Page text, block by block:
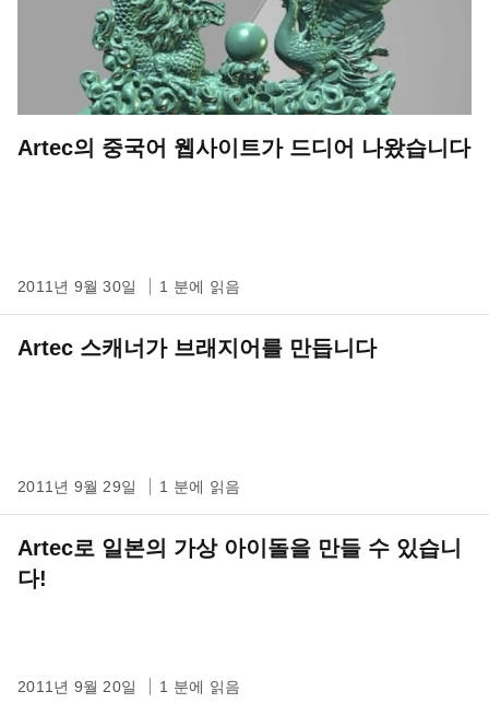
Artec의 중국어 웹사이트가 드디어 나왔습니다
2011년 9월 30일 1 분에 읽음
Artec 스캐너가 브래지어를 만듭니다
2011년 9월 29일 1 분에 읽음
Artec로 일본의 가상 아이돌을 만들 수 있습니
다!
2011년 9월 20일 1 분에 읽음